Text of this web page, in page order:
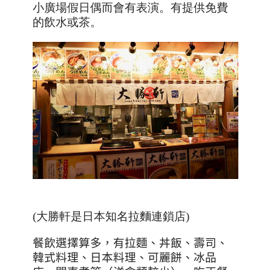
小廣場假日偶而會有表演。有提供免費
的飲水或茶。
(大勝軒是日本知名拉麵連鎖店)
餐飲選擇算多，有拉麵、丼飯、壽司、
韓式料理、日本料理、可麗餅、冰品